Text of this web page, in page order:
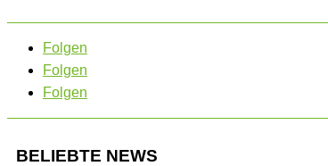
Folgen
Folgen
Folgen
BELIEBTE NEWS